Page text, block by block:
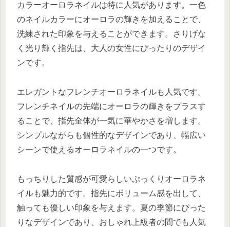
カラーオーロラネイルは特に人気があります。一色
のネイルカラーにオーロラの輝きを加えることで、
洗練された印象を与えることができます。さりげな
く光り輝く指先は、大人の女性にぴったりのデザイ
ンです。
エレガントなフレンチオーロラネイルも人気です。
フレンチネイルの先端にオーロラの輝きをプラスす
ることで、指先全体が一気に華やかさを増します。
シンプルながらも個性的なデザインであり、幅広い
シーンで使えるオーロラネイルの一つです。
もっちりした質感が可愛らしいぷっくりオーロラネ
イルも魅力的です。指先にボリューム感を出して、
触っても優しい印象を与えます。夏の季節にぴった
りなデザインであり、おしゃれ上級者の間でも人気